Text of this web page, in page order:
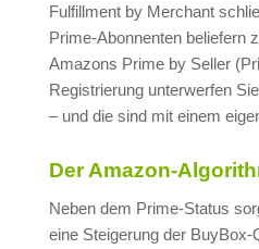
Fulfillment by Merchant
Prime-Abonnenten beliefern
Amazons Prime by Seller
Registrierung unterwerfen
– und die sind mit einem
Der Amazon-
Neben dem Prime-Status
eine Steigerung der